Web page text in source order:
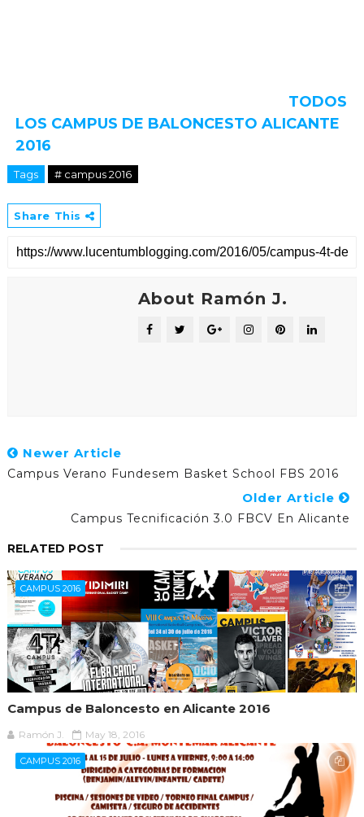
TODOS
LOS CAMPUS DE BALONCESTO ALICANTE
2016
Tags # campus 2016
Share This
About Ramón J.
Newer Article
Campus Verano Fundesem Basket School FBS 2016
Older Article
Campus Tecnificación 3.0 FBCV En Alicante
RELATED POST
CAMPUS 2016
Campus de Baloncesto en Alicante 2016
Ramón J. May 18, 2016
CAMPUS 2016